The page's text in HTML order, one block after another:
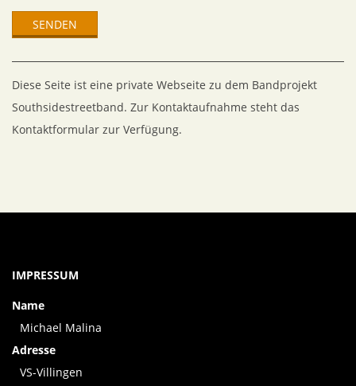
Diese Seite ist eine private Webseite zu dem Bandprojekt
Southsidestreetband. Zur Kontaktaufnahme steht das
Kontaktformular zur Verfügung.
IMPRESSUM
Name
Michael Malina
Adresse
VS-Villingen